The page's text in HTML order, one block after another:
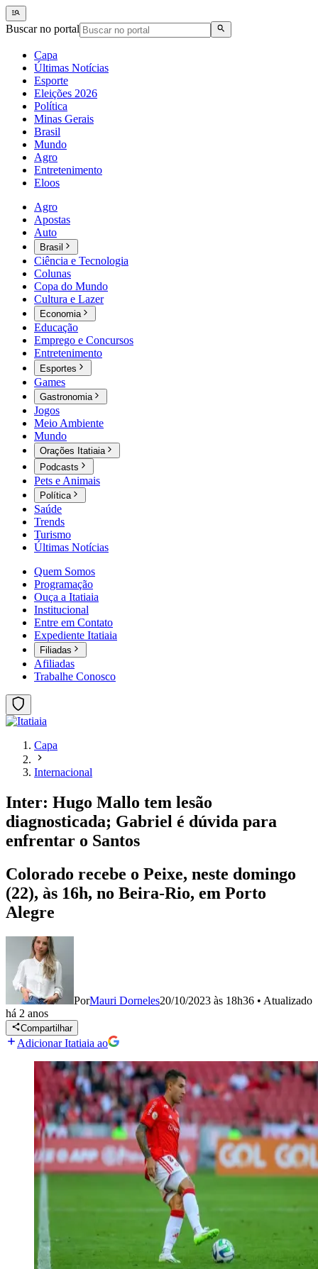
Buscar no portal
Capa
Últimas Notícias
Esporte
Eleições 2026
Política
Minas Gerais
Brasil
Mundo
Agro
Entretenimento
Eloos
Agro
Apostas
Auto
Brasil
Ciência e Tecnologia
Colunas
Copa do Mundo
Cultura e Lazer
Economia
Educação
Emprego e Concursos
Entretenimento
Esportes
Games
Gastronomia
Jogos
Meio Ambiente
Mundo
Orações Itatiaia
Podcasts
Pets e Animais
Política
Saúde
Trends
Turismo
Últimas Notícias
Quem Somos
Programação
Ouça a Itatiaia
Institucional
Entre em Contato
Expediente Itatiaia
Filiadas
Afiliadas
Trabalhe Conosco
Capa
Internacional
Inter: Hugo Mallo tem lesão
diagnosticada; Gabriel é dúvida para
enfrentar o Santos
Colorado recebe o Peixe, neste domingo
(22), às 16h, no Beira-Rio, em Porto
Alegre
PorMauri Dorneles20/10/2023 às 18h36 • Atualizado
há 2 anos
Compartilhar
Adicionar Itatiaia ao